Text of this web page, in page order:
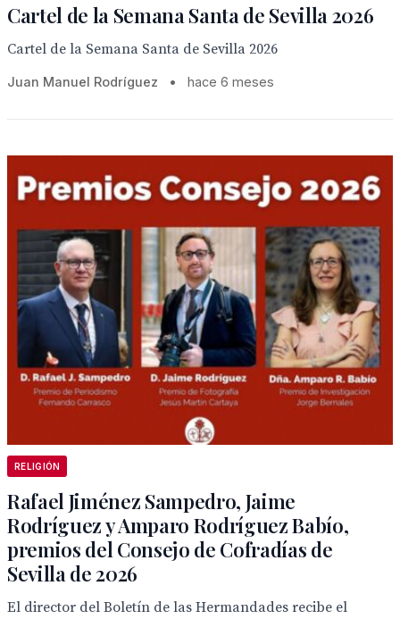
Cartel de la Semana Santa de Sevilla 2026
Cartel de la Semana Santa de Sevilla 2026
Juan Manuel Rodríguez • hace 6 meses
RELIGIÓN
Rafael Jiménez Sampedro, Jaime
Rodríguez y Amparo Rodríguez Babío,
premios del Consejo de Cofradías de
Sevilla de 2026
El director del Boletín de las Hermandades recibe el